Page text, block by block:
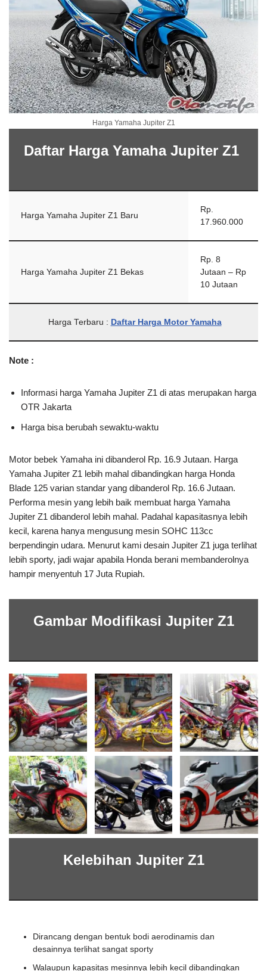
Harga Yamaha Jupiter Z1
Daftar Harga Yamaha Jupiter Z1
Harga Yamaha Jupiter Z1 Baru
Rp.
17.960.000
Harga Yamaha Jupiter Z1 Bekas
Rp. 8
Jutaan – Rp
10 Jutaan
Harga Terbaru : Daftar Harga Motor Yamaha
Note :
Informasi harga Yamaha Jupiter Z1 di atas merupakan harga
OTR Jakarta
Harga bisa berubah sewaktu-waktu
Motor bebek Yamaha ini dibanderol Rp. 16.9 Jutaan. Harga
Yamaha Jupiter Z1 lebih mahal dibandingkan harga Honda
Blade 125 varian standar yang dibanderol Rp. 16.6 Jutaan.
Performa mesin yang lebih baik membuat harga Yamaha
Jupiter Z1 dibanderol lebih mahal. Padahal kapasitasnya lebih
kecil, karena hanya mengusung mesin SOHC 113cc
berpendingin udara. Menurut kami desain Jupiter Z1 juga terlihat
lebih sporty, jadi wajar apabila Honda berani membanderolnya
hampir menyentuh 17 Juta Rupiah.
Gambar Modifikasi Jupiter Z1
Kelebihan Jupiter Z1
Dirancang dengan bentuk bodi aerodinamis dan
desainnya terlihat sangat sporty
Walaupun kapasitas mesinnya lebih kecil dibandingkan